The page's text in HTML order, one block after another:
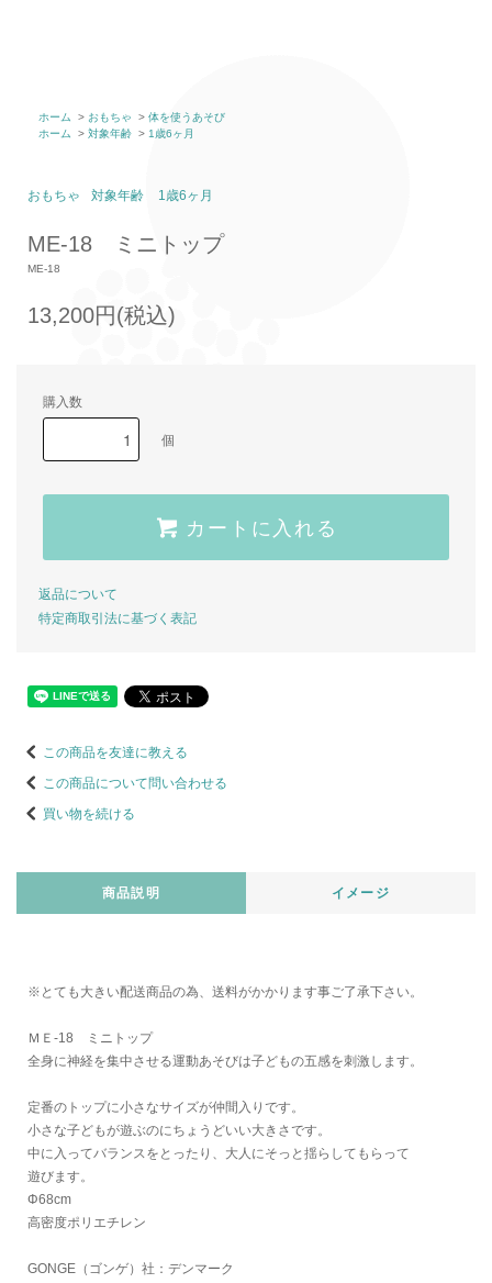
ホーム > おもちゃ > 体を使うあそび
ホーム
> 対象年齢 > 1歳6ヶ月
おもちゃ 対象年齢 1歳6ヶ月
ME-18 ミニトップ
ME-18
13,200円(税込)
購入数
個
カートに入れる
返品について
特定商取引法に基づく表記
この商品を友達に教える
この商品について問い合わせる
買い物を続ける
商品説明 イメージ
※とても大きい配送商品の為、送料がかかります事ご了承下さい。
ＭＥ-18 ミニトップ
全身に神経を集中させる運動あそびは子どもの五感を刺激します。
定番のトップに小さなサイズが仲間入りです。
小さな子どもが遊ぶのにちょうどいい大きさです。
中に入ってバランスをとったり、大人にそっと揺らしてもらって
遊びます。
Φ68cm
高密度ポリエチレン
GONGE（ゴンゲ）社：デンマーク